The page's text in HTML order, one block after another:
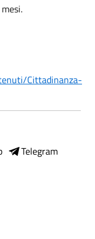
Cittadinanza-
Telegram